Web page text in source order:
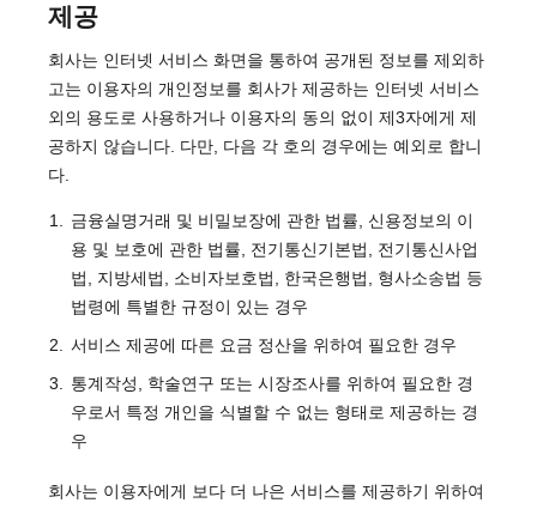
제공
회사는 인터넷 서비스 화면을 통하여 공개된 정보를 제외하
고는 이용자의 개인정보를 회사가 제공하는 인터넷 서비스
외의 용도로 사용하거나 이용자의 동의 없이 제3자에게 제
공하지 않습니다. 다만, 다음 각 호의 경우에는 예외로 합니
다.
금융실명거래 및 비밀보장에 관한 법률, 신용정보의 이
용 및 보호에 관한 법률, 전기통신기본법, 전기통신사업
법, 지방세법, 소비자보호법, 한국은행법, 형사소송법 등
법령에 특별한 규정이 있는 경우
서비스 제공에 따른 요금 정산을 위하여 필요한 경우
통계작성, 학술연구 또는 시장조사를 위하여 필요한 경
우로서 특정 개인을 식별할 수 없는 형태로 제공하는 경
우
회사는 이용자에게 보다 더 나은 서비스를 제공하기 위하여